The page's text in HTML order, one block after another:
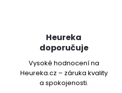
Heureka
doporučuje
Vysoké hodnocení na
Heureka.cz – záruka kvality
a spokojenosti.